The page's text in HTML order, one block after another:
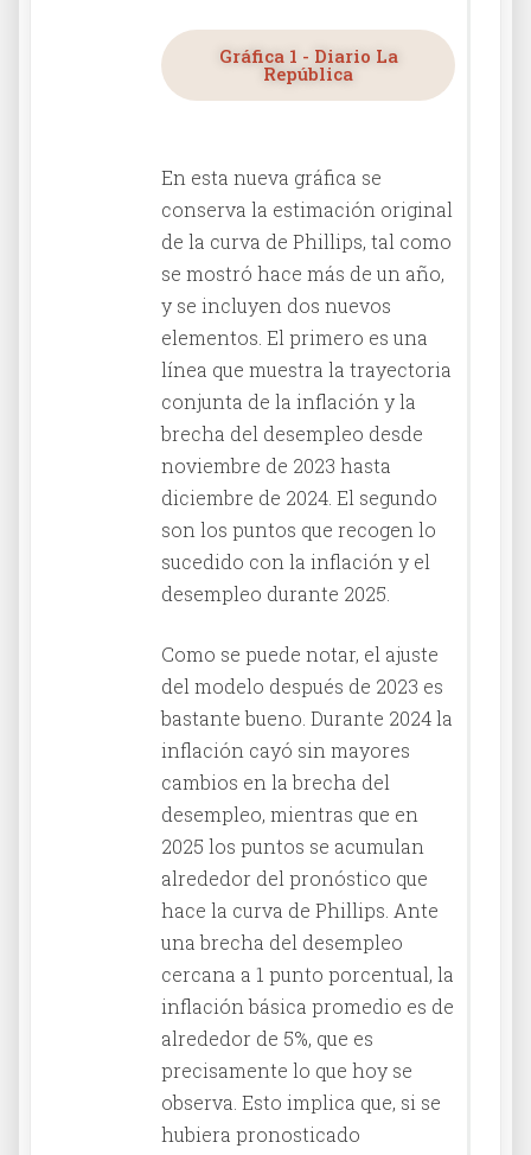
Gráfica 1 - Diario La
República
En esta nueva gráfica se
conserva la estimación original
de la curva de Phillips, tal como
se mostró hace más de un año,
y se incluyen dos nuevos
elementos. El primero es una
línea que muestra la trayectoria
conjunta de la inflación y la
brecha del desempleo desde
noviembre de 2023 hasta
diciembre de 2024. El segundo
son los puntos que recogen lo
sucedido con la inflación y el
desempleo durante 2025.
Como se puede notar, el ajuste
del modelo después de 2023 es
bastante bueno. Durante 2024 la
inflación cayó sin mayores
cambios en la brecha del
desempleo, mientras que en
2025 los puntos se acumulan
alrededor del pronóstico que
hace la curva de Phillips. Ante
una brecha del desempleo
cercana a 1 punto porcentual, la
inflación básica promedio es de
alrededor de 5%, que es
precisamente lo que hoy se
observa. Esto implica que, si se
hubiera pronosticado